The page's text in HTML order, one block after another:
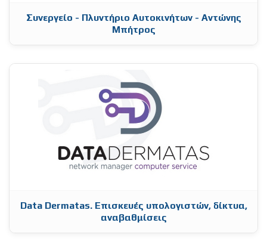
Συνεργείο - Πλυντήριο Αυτοκινήτων - Αντώνης
Μπήτρος
Data Dermatas. Επισκευές υπολογιστών, δίκτυα,
αναβαθμίσεις